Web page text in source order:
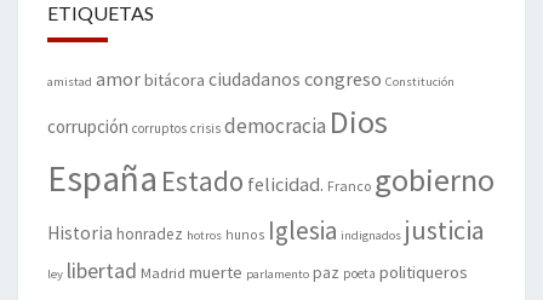
ETIQUETAS
amistad amorbitácora ciudadanos congreso Constitución
corrupción corruptos crisis democracia Dios
España Estado felicidad. Franco gobierno
Historia honradez hotros hunos Iglesia indignados justicia
ley libertad Madrid muerte parlamento paz poeta politiqueros